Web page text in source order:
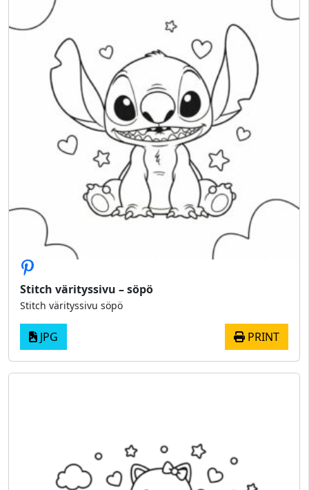
Stitch värityssivu – söpö
Stitch värityssivu söpö
JPG PRINT